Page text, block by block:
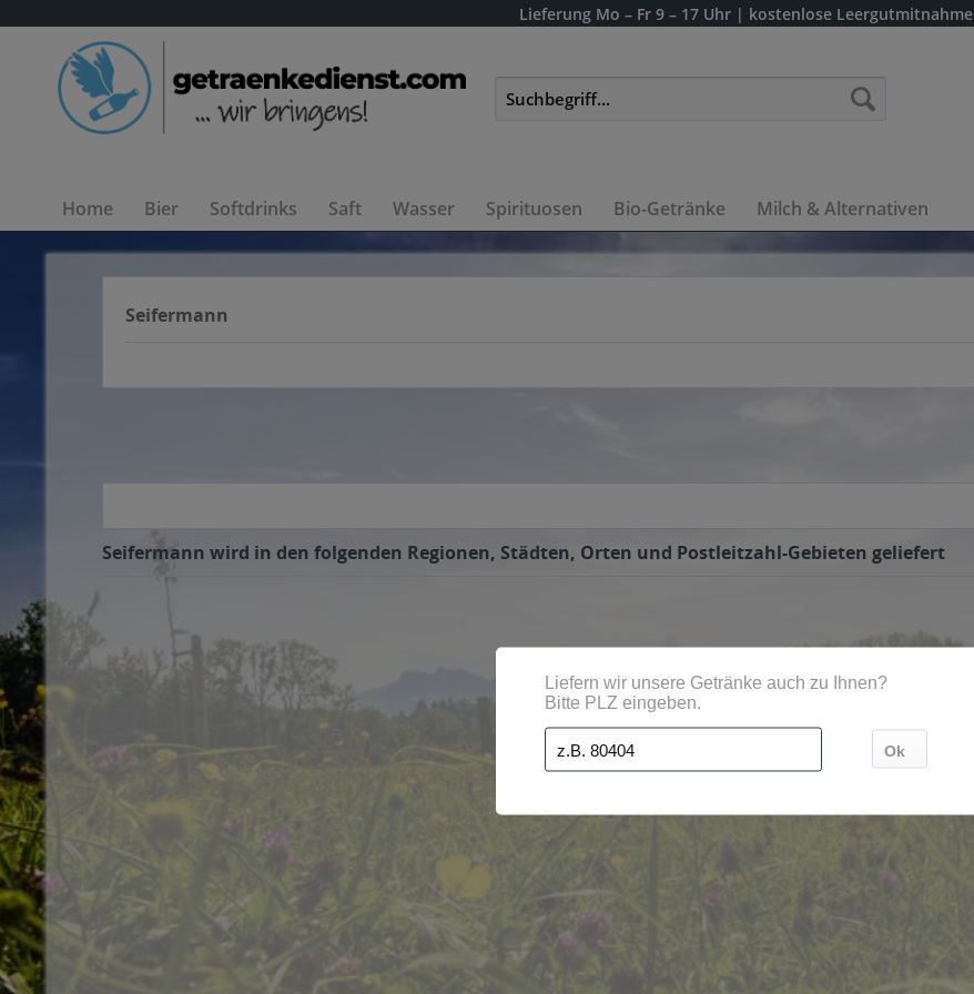
Lieferung Mo – Fr 9 – 17 Uhr | kostenlose Leergutmitnahme
Home Bier Softdrinks Saft Wasser Spirituosen Bio-Getränke Milch & Alternativen
Seifermann
Seifermann wird in den folgenden Regionen, Städten, Orten und Postleitzahl-Gebieten geliefert